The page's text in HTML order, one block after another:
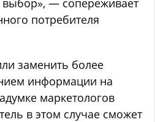
потребителя
заменить более
информации на
маркетологов
в этом случае сможет